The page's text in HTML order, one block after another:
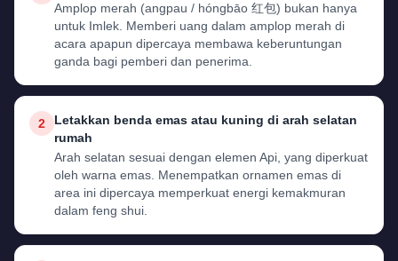
Amplop merah (angpau / hóngbāo 红包) bukan hanya
untuk Imlek. Memberi uang dalam amplop merah di
acara apapun dipercaya membawa keberuntungan
ganda bagi pemberi dan penerima.
2
Letakkan benda emas atau kuning di arah selatan
rumah
Arah selatan sesuai dengan elemen Api, yang diperkuat
oleh warna emas. Menempatkan ornamen emas di
area ini dipercaya memperkuat energi kemakmuran
dalam feng shui.